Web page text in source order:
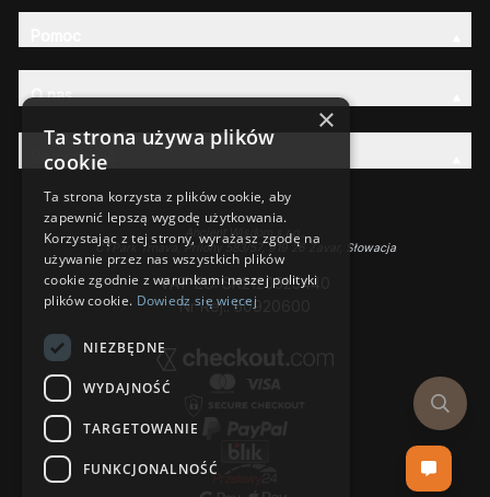
O nas
Rodzina AW
Ancient Wisdom s.r.o.,
CTPark Trnava, Prílohy 583/57, 919 26 Zavar, Słowacja
VAT-EU: SK2120525440
Nr Rej.: 50920600
×
Ta strona używa plików
cookie
Ta strona korzysta z plików cookie, aby
zapewnić lepszą wygodę użytkowania.
Korzystając z tej strony, wyrażasz zgodę na
używanie przez nas wszystkich plików
cookie zgodnie z warunkami naszej polityki
plików cookie. Dowiedz się więcej
NIEZBĘDNE
WYDAJNOŚĆ
TARGETOWANIE
FUNKCJONALNOŚĆ